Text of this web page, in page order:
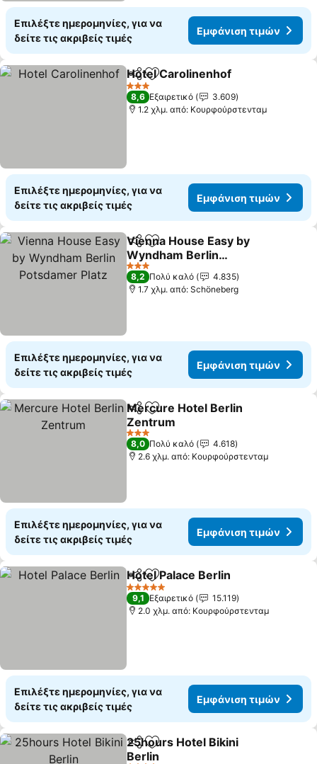
Επιλέξτε ημερομηνίες, για να
δείτε τις ακριβείς τιμές
Εμφάνιση τιμών
Κοινοποίηση
Προσθήκη στα αγαπημένα
Hotel Carolinenhof
3 Αστέρια
8,6 Εξαιρετικό
3.609
1.2 χλμ. από: Κουρφούρστενταμ
Επιλέξτε ημερομηνίες, για να
δείτε τις ακριβείς τιμές
Εμφάνιση τιμών
Κοινοποίηση
Προσθήκη στα αγαπημένα
Vienna House Easy by
Wyndham Berlin
Potsdamer Platz
3 Αστέρια
8,2 Πολύ καλό
4.835
1.7 χλμ. από: Schöneberg
Επιλέξτε ημερομηνίες, για να
δείτε τις ακριβείς τιμές
Εμφάνιση τιμών
Κοινοποίηση
Προσθήκη στα αγαπημένα
Mercure Hotel Berlin
Zentrum
3 Αστέρια
8,0 Πολύ καλό
4.618
2.6 χλμ. από: Κουρφούρστενταμ
Επιλέξτε ημερομηνίες, για να
δείτε τις ακριβείς τιμές
Εμφάνιση τιμών
Κοινοποίηση
Προσθήκη στα αγαπημένα
Hotel Palace Berlin
5 Αστέρια
9,1 Εξαιρετικό
15.119
2.0 χλμ. από: Κουρφούρστενταμ
Επιλέξτε ημερομηνίες, για να
δείτε τις ακριβείς τιμές
Εμφάνιση τιμών
Κοινοποίηση
Προσθήκη στα αγαπημένα
25hours Hotel Bikini
Berlin